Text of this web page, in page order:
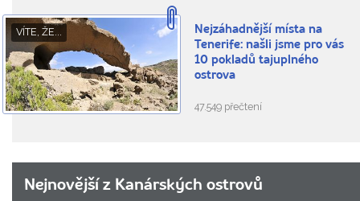
VÍTE, ŽE...
Nejzáhadnější místa na
Tenerife: našli jsme pro vás
10 pokladů tajuplného
ostrova
47.549 přečtení
Nejnovější z Kanárských ostrovů